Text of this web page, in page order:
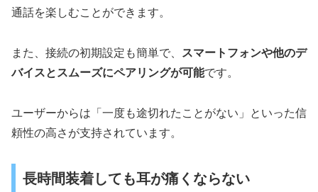
通話を楽しむことができます。
また、接続の初期設定も簡単で、
スマートフォンや他のデ
バイスとスムーズにペアリングが可能です。
ユーザーからは「一度も途切れたことがない」といった信
頼性の高さが支持されています。
長時間装着しても耳が痛くならない